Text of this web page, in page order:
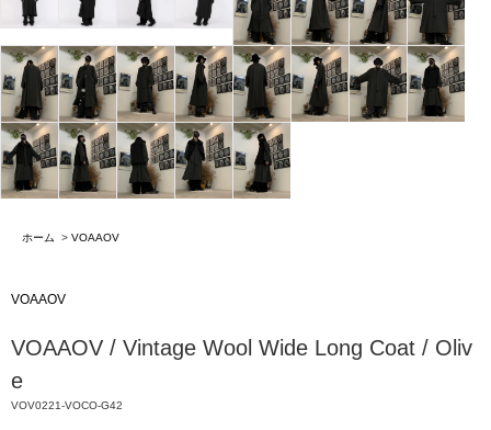
ホーム > VOAAOV
VOAAOV
VOAAOV / Vintage Wool Wide Long Coat / Oliv
e
VOV0221-VOCO-G42